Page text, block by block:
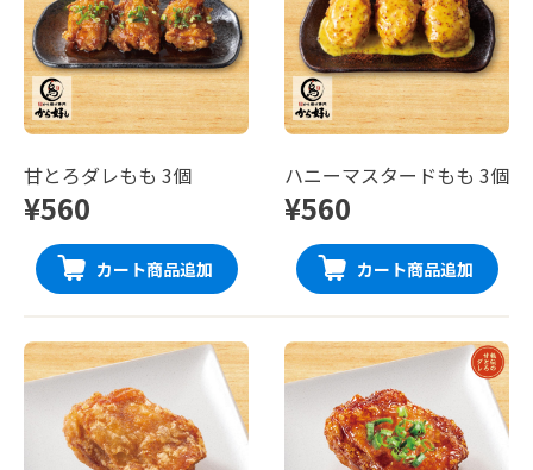
甘とろダレもも 3個
¥560
カート商品追加
ハニーマスタードもも 3個
¥560
カート商品追加